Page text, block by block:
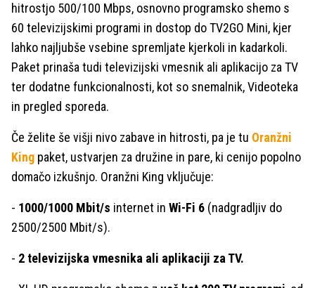
hitrostjo 500/100 Mbps, osnovno programsko shemo s
60 televizijskimi programi in dostop do TV2GO Mini, kjer
lahko najljubše vsebine spremljate kjerkoli in kadarkoli.
Paket prinaša tudi televizijski vmesnik ali aplikacijo za TV
ter dodatne funkcionalnosti, kot so snemalnik, Videoteka
in pregled sporeda.
Če želite še višji nivo zabave in hitrosti, pa je tu Oranžni
King paket, ustvarjen za družine in pare, ki cenijo popolno
domačo izkušnjo. Oranžni King vključuje:
- 1000/1000 Mbit/s internet in Wi-Fi 6 (nadgradljiv do
2500/2500 Mbit/s).
- 2 televizijska vmesnika ali aplikaciji za TV.